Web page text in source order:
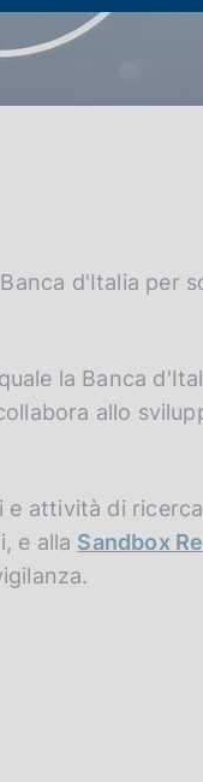
d'Italia per
la Banca
allo
attività di
e alla Sandbox